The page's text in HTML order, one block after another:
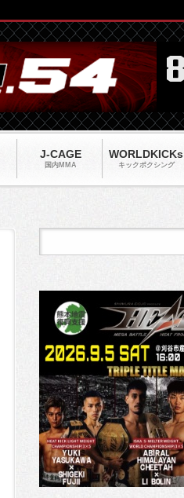
J-CAGE
国内MMA
WORLDKICKs
キックポクシング